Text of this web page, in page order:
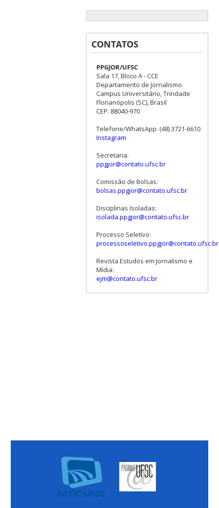
CONTATOS
PPGJOR/UFSC
Sala 17, Bloco A - CCE
Departamento de Jornalismo
Campus Universitário, Trindade
Florianópolis (SC), Brasil
CEP: 88040-970
Telefone/WhatsApp: (48) 3721-6610
Instagram
Secretaria:
ppgjor@contato.ufsc.br
Comissão de Bolsas:
bolsas.ppgjor@contato.ufsc.br
Disciplinas Isoladas:
isolada.ppgjor@contato.ufsc.br
Processo Seletivo:
processoseletivo.ppgjor@contato.ufsc.br
Revista Estudos em Jornalismo e
Mídia:
ejm@contato.ufsc.br